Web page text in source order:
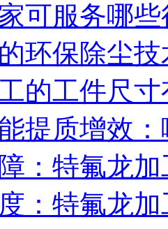
可服务哪
环保除尘
的工件尺
提质增效
：特氟龙
：特氟龙